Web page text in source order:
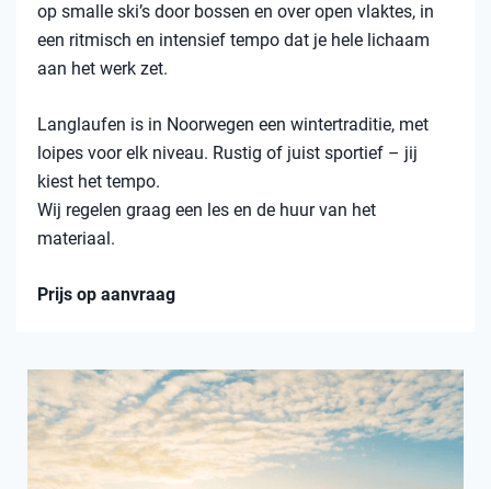
op smalle ski’s door bossen en over open vlaktes, in
een ritmisch en intensief tempo dat je hele lichaam
aan het werk zet.
Langlaufen is in Noorwegen een wintertraditie, met
loipes voor elk niveau. Rustig of juist sportief – jij
kiest het tempo.
Wij regelen graag een les en de huur van het
materiaal.
Prijs op aanvraag